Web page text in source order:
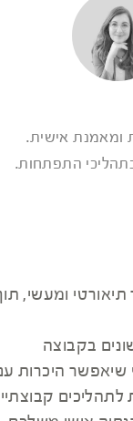
ומאמנת אישית.
התפתחות.
ומעשי, תוך
בקבוצה
שיאפשר